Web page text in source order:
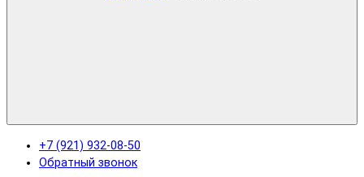
+7 (921) 932-08-50
Обратный звонок